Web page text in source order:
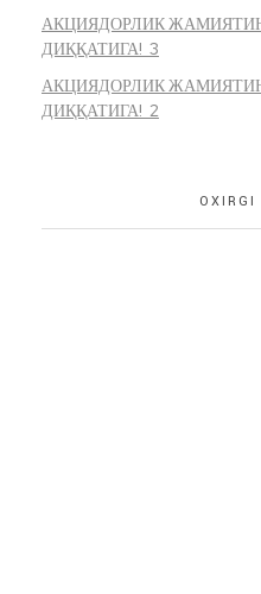
АКЦИЯДОРЛИК
ДИҚҚАТИГА! 3
АКЦИЯДОРЛИК
ДИҚҚАТИГА! 2
OXIRGI